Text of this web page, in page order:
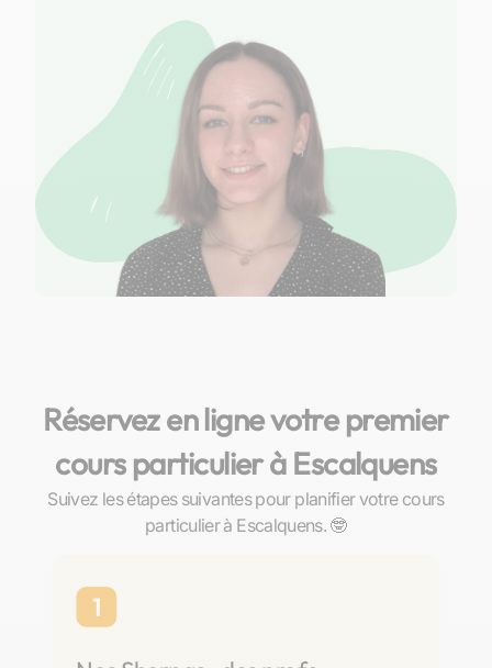
Réservez en ligne votre premier
cours particulier à Escalquens
Suivez les étapes suivantes pour planifier votre cours
particulier à Escalquens. 🤓
1